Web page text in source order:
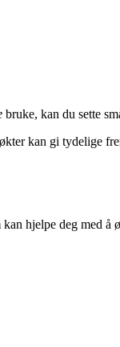
bruke, kan du sette
kan gi tydelige
hjelpe deg med å